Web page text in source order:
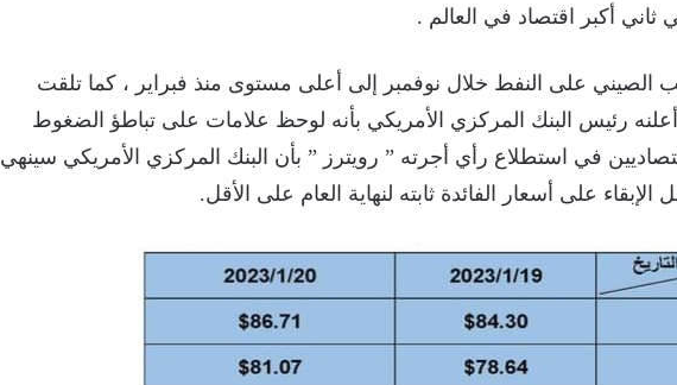
أكبر اقتصاد في العالم .
الصيني على النفط خلال نوفمبر إلى أعلى مستوى منذ فبراير ، كما تلقت
رئيس البنك المركزي الأمريكي بأنه لوحظ علامات على تباطؤ الضغوط
في استطلاع رأي أجرته ” رويترز ” بأن البنك المركزي الأمريكي سينهي
على أسعار الفائدة ثابته لنهاية العام على الأقل.